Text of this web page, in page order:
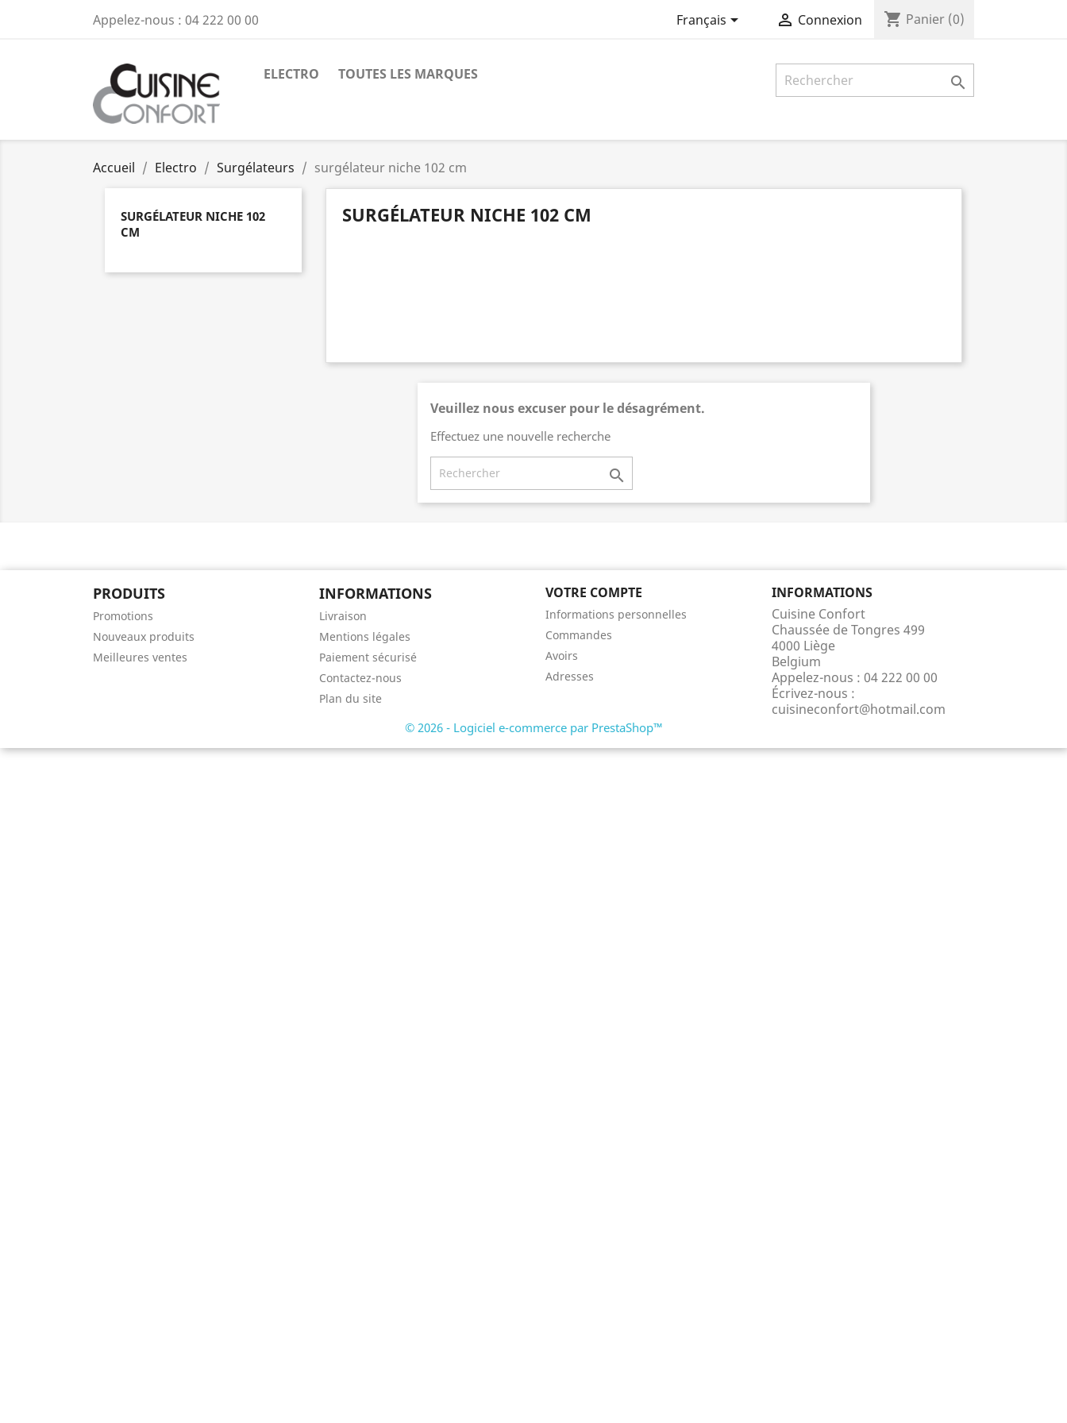
Appelez-nous : 04 222 00 00 Français  Connexion shopping_cart Panier (0)
ELECTRO TOUTES LES MARQUES 
Accueil Electro Surgélateurs surgélateur niche 102 cm
SURGÉLATEUR NICHE 102
CM
SURGÉLATEUR NICHE 102 CM
Veuillez nous excuser pour le désagrément.
Effectuez une nouvelle recherche

PRODUITS
Promotions
Nouveaux produits
Meilleures ventes
INFORMATIONS
Livraison
Mentions légales
Paiement sécurisé
Contactez-nous
Plan du site
VOTRE COMPTE
Informations personnelles
Commandes
Avoirs
Adresses
INFORMATIONS
Cuisine Confort
Chaussée de Tongres 499
4000 Liège
Belgium
Appelez-nous : 04 222 00 00
Écrivez-nous :
cuisineconfort@hotmail.com
© 2026 - Logiciel e-commerce par PrestaShop™